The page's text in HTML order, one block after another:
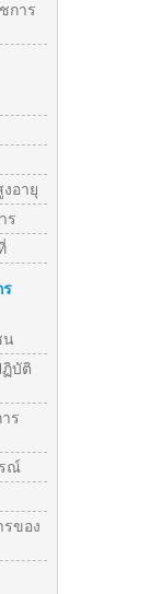
การ
อายุ
ร
ร
น
ฏิบัติ
ร
ณ์
ของ